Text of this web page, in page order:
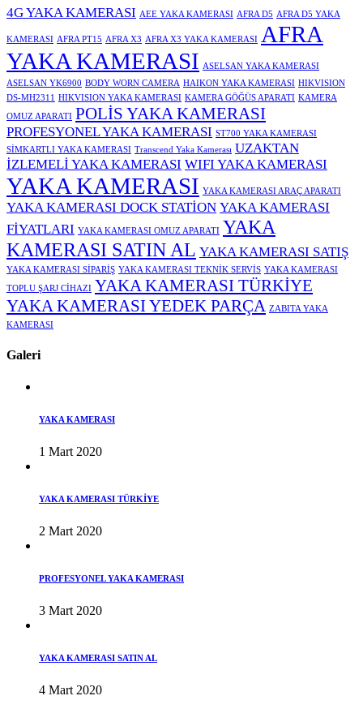
4G YAKA KAMERASI AEE YAKA KAMERASI AFRA D5 AFRA D5 YAKA
KAMERASI AFRA PT15 AFRA X3 AFRA X3 YAKA KAMERASI AFRA
YAKA KAMERASI ASELSAN YAKA KAMERASI
ASELSAN YK6900 BODY WORN CAMERA HAIKON YAKA KAMERASI HIKVISION
DS-MH2311
HIKVISION YAKA KAMERASI KAMERA GÖĞÜS APARATI KAMERA
OMUZ APARATI POLİS YAKA KAMERASI
PROFESYONEL YAKA KAMERASI ST700 YAKA KAMERASI
SİMKARTLI YAKA KAMERASI Transcend Yaka Kamerası UZAKTAN
İZLEMELİ YAKA KAMERASI WIFI YAKA KAMERASI
YAKA KAMERASI YAKA KAMERASI ARAÇ APARATI
YAKA KAMERASI DOCK STATİON YAKA KAMERASI
FİYATLARI YAKA KAMERASI OMUZ APARATI YAKA
KAMERASI SATIN AL YAKA KAMERASI SATIŞ
YAKA KAMERASI SİPARİŞ YAKA KAMERASI TEKNİK SERVİS YAKA KAMERASI
TOPLU ŞARJ CİHAZI YAKA KAMERASI TÜRKİYE
YAKA KAMERASI YEDEK PARÇA ZABITA YAKA
KAMERASI
Galeri
YAKA KAMERASI
1 Mart 2020
YAKA KAMERASI TÜRKİYE
2 Mart 2020
PROFESYONEL YAKA KAMERASI
3 Mart 2020
YAKA KAMERASI SATIN AL
4 Mart 2020